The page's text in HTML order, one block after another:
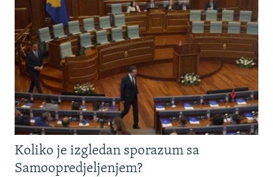
Koliko je izgledan sporazum sa
Samoopredjeljenjem?